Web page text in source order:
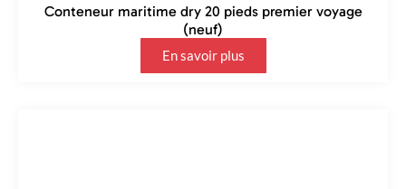
Conteneur maritime dry 20 pieds premier voyage
(neuf)
En savoir plus